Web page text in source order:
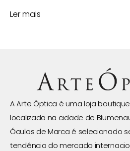
Ler mais
A Arte Óptica é uma loja
localizada na cidade de
Óculos de Marca é selecionado
tendência do mercado